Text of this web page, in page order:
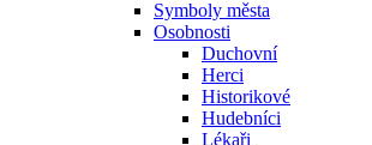
Symboly města
Osobnosti
Duchovní
Herci
Historikové
Hudebníci
Lékaři